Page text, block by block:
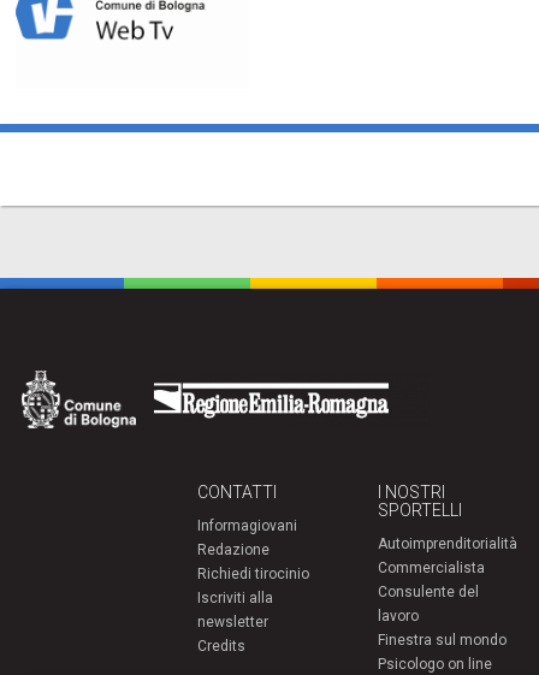
CONTATTI
Informagiovani
Redazione
Richiedi tirocinio
Iscriviti alla
newsletter
Credits
I NOSTRI
SPORTELLI
Autoimprenditorialità
Commercialista
Consulente del
lavoro
Finestra sul mondo
Psicologo on line